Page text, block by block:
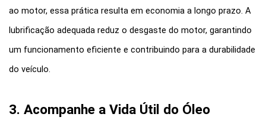
ao motor, essa prática resulta em economia a longo prazo. A
lubrificação adequada reduz o desgaste do motor, garantindo
um funcionamento eficiente e contribuindo para a durabilidade
do veículo.
3. Acompanhe a Vida Útil do Óleo